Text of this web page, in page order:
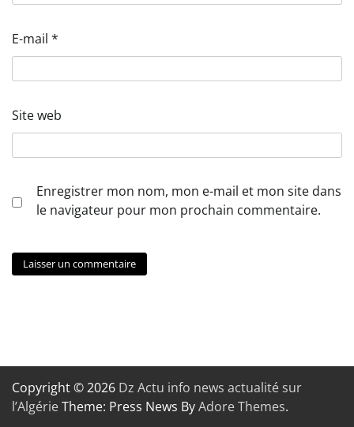
E-mail *
Site web
Enregistrer mon nom, mon e-mail et mon site dans
le navigateur pour mon prochain commentaire.
Copyright © 2026 Dz Actu info news actualité sur
l’AlgérieTheme: Press News ByAdore Themes.